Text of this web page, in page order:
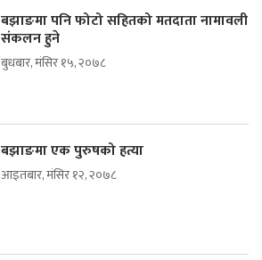
बझाङमा पनि फोटो सहितको मतदाता नामावली
संकलन हुने
बुधबार, मंसिर १५, २०७८
बझाङमा एक पुरुषको हत्या
आइतबार, मंसिर १२, २०७८